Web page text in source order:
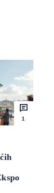
1